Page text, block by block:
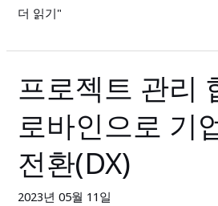
료
젝
관
리
툴
추
더 읽기"
프로젝트 관리
로바인으로 기
전환(DX)
2023년 05월 11일
프
로
젝
관